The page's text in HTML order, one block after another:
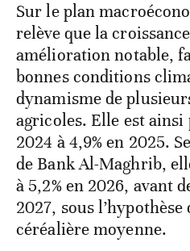
Sur le plan
relève que la
amélioration notable,
bonnes conditions
dynamisme de
agricoles. Elle est ainsi
2024 à 4,9% en 2025.
de Bank Al-Maghrib,
à 5,2% en 2026, avant
2027, sous l’hypothèse
céréalière moyenne.